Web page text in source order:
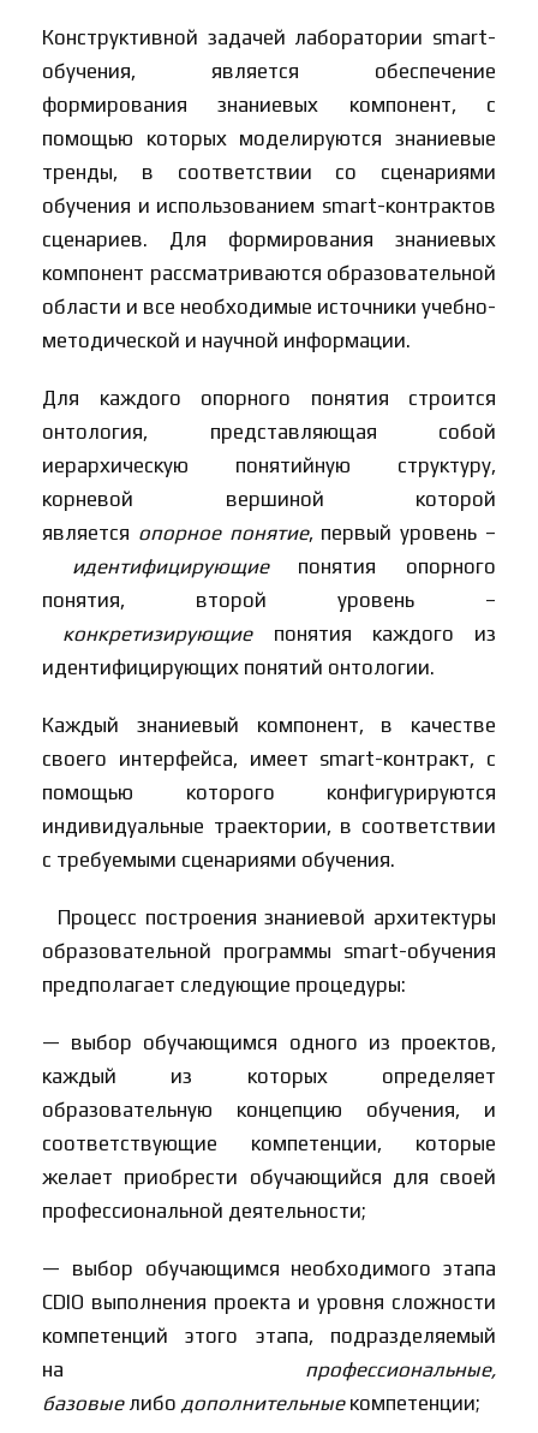
Конструктивной задачей лаборатории smart-
обучения, является обеспечение
формирования знаниевых компонент, с
помощью которых моделируются знаниевые
тренды, в соответствии со сценариями
обучения и использованием smart-контрактов
сценариев. Для формирования знаниевых
компонент рассматриваются образовательной
области и все необходимые источники учебно-
методической и научной информации.
Для каждого опорного понятия строится
онтология, представляющая собой
иерархическую понятийную структуру,
корневой вершиной которой
является опорное понятие, первый уровень –
идентифицирующиепонятия опорного
понятия, второй уровень –
конкретизирующиепонятия каждого из
идентифицирующих понятий онтологии.
Каждый знаниевый компонент, в качестве
своего интерфейса, имеет smart-контракт, с
помощью которого конфигурируются
индивидуальные траектории, в соответствии
с требуемыми сценариями обучения.
Процесс построения знаниевой архитектуры
образовательной программы smart-обучения
предполагает следующие процедуры:
— выбор обучающимся одного из проектов,
каждый из которых определяет
образовательную концепцию обучения, и
соответствующие компетенции, которые
желает приобрести обучающийся для своей
профессиональной деятельности;
— выбор обучающимся необходимого этапа
CDIO выполнения проекта и уровня сложности
компетенций этого этапа, подразделяемый
на профессиональные,
базовыелибо дополнительные компетенции;